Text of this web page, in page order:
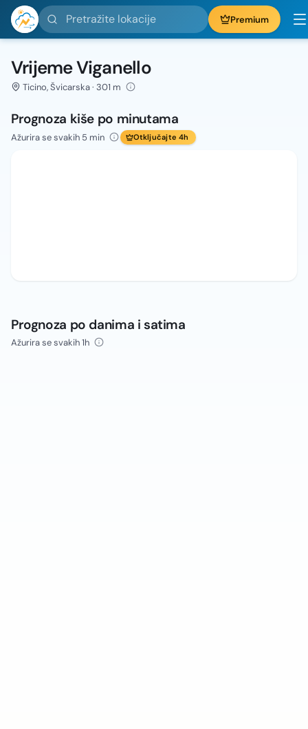
Pretražite lokacije Premium
Vrijeme Viganello
Ticino, Švicarska · 301 m
Prognoza kiše po minutama
Ažurira se svakih 5 min Otključajte 4h
Prognoza po danima i satima
Ažurira se svakih 1h